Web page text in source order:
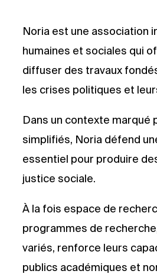
Noria est une association
humaines et sociales qui
diffuser des travaux
les crises politiques et
Dans un contexte marqué
simplifiés, Noria défend
essentiel pour produire
justice sociale.
À la fois espace de
programmes de
variés, renforce leurs
publics académiques et